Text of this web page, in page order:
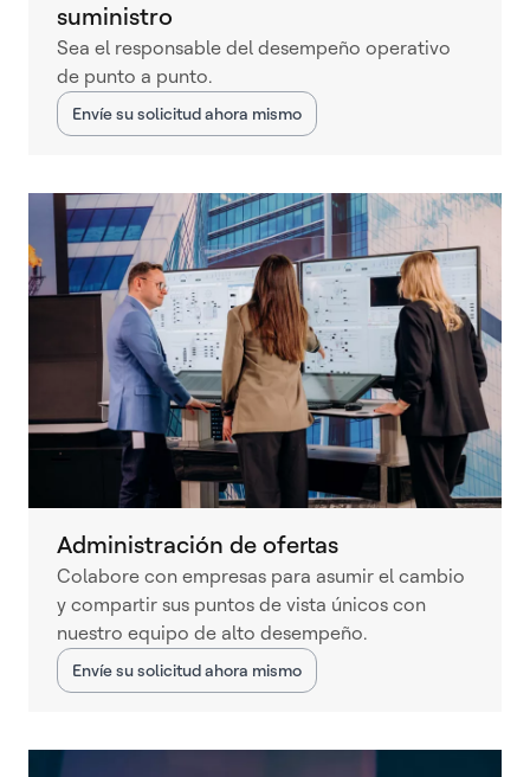
suministro
Sea el responsable del desempeño operativo
de punto a punto.
Envíe su solicitud ahora mismo
Administración de ofertas
Colabore con empresas para asumir el cambio
y compartir sus puntos de vista únicos con
nuestro equipo de alto desempeño.
Envíe su solicitud ahora mismo